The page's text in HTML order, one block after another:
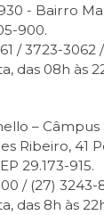
- Bairro
900.
/ 3723-3062
das 08h às
– Câmpus
Ribeiro, 41
29.173-915.
/ (27) 3243-
das 8h às